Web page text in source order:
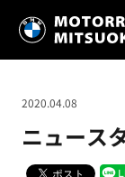
ニュース
2020.04.08